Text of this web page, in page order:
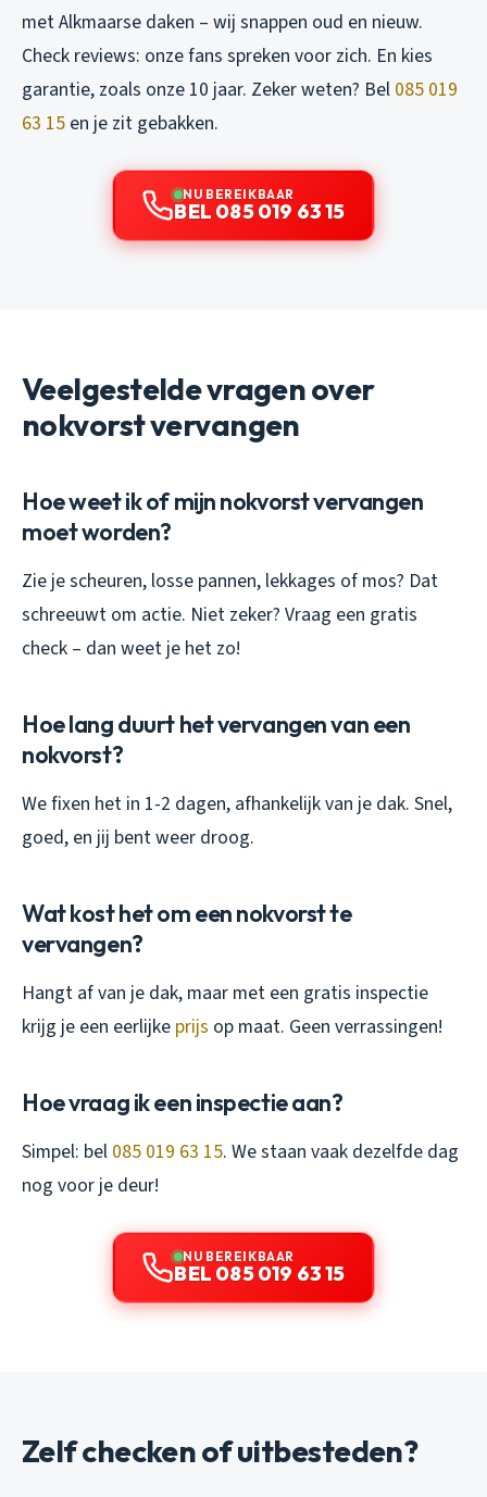
met Alkmaarse daken – wij snappen oud en nieuw.
Check reviews: onze fans spreken voor zich. En kies
garantie, zoals onze 10 jaar. Zeker weten? Bel 085 019
63 15 en je zit gebakken.
NU BEREIKBAAR
BEL 085 019 63 15
Veelgestelde vragen over
nokvorst vervangen
Hoe weet ik of mijn nokvorst vervangen
moet worden?
Zie je scheuren, losse pannen, lekkages of mos? Dat
schreeuwt om actie. Niet zeker? Vraag een gratis
check – dan weet je het zo!
Hoe lang duurt het vervangen van een
nokvorst?
We fixen het in 1-2 dagen, afhankelijk van je dak. Snel,
goed, en jij bent weer droog.
Wat kost het om een nokvorst te
vervangen?
Hangt af van je dak, maar met een gratis inspectie
krijg je een eerlijke prijs op maat. Geen verrassingen!
Hoe vraag ik een inspectie aan?
Simpel: bel 085 019 63 15. We staan vaak dezelfde dag
nog voor je deur!
NU BEREIKBAAR
BEL 085 019 63 15
Zelf checken of uitbesteden?